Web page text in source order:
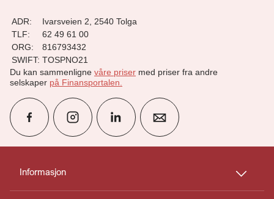
Informasjon
ADR:
Ivarsveien 2, 2540 Tolga
TLF:
62 49 61 00
ORG:
816793432
SWIFT: TOSPNO21
Du kan sammenligne våre priser med priser fra andre
selskaper på Finansportalen